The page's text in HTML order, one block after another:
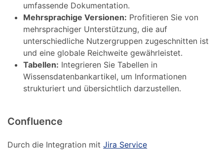
umfassende Dokumentation.
Mehrsprachige Versionen: Profitieren Sie von
mehrsprachiger Unterstützung, die auf
unterschiedliche Nutzergruppen zugeschnitten ist
und eine globale Reichweite gewährleistet.
Tabellen: Integrieren Sie Tabellen in
Wissensdatenbankartikel, um Informationen
strukturiert und übersichtlich darzustellen.
Confluence
Durch die Integration mitJira Service